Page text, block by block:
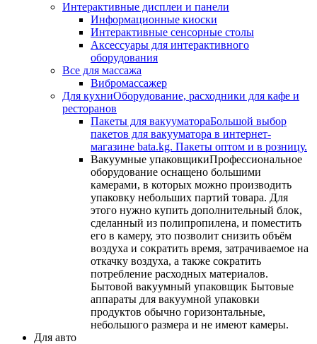
Интерактивные дисплеи и панели
Информационные киоски
Интерактивные сенсорные столы
Аксессуары для интерактивного
оборудования
Все для массажа
Вибромассажер
Для кухниОборудование, расходники для кафе и
ресторанов
Пакеты для вакууматораБольшой выбор
пакетов для вакууматора в интернет-
магазине bata.kg. Пакеты оптом и в розницу.
Вакуумные упаковщикиПрофессиональное
оборудование оснащено большими
камерами, в которых можно производить
упаковку небольших партий товара. Для
этого нужно купить дополнительный блок,
сделанный из полипропилена, и поместить
его в камеру, это позволит снизить объём
воздуха и сократить время, затрачиваемое на
откачку воздуха, а также сократить
потребление расходных материалов.
Бытовой вакуумный упаковщик Бытовые
аппараты для вакуумной упаковки
продуктов обычно горизонтальные,
небольшого размера и не имеют камеры.
Для авто